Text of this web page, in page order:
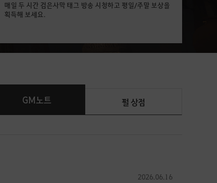
매일 두 시간 검은사막 태그 방송 시청하고 평일/주말 보상을
획득해 보세요.
GM노트 펄 상점
2026.06.16